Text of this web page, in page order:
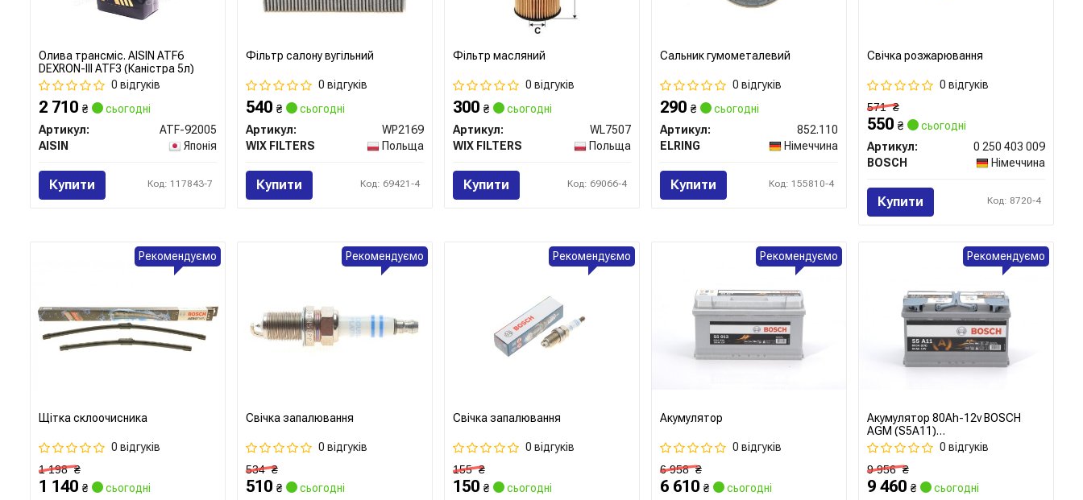
Олива трансміс. AISIN ATF6
DEXRON-III ATF3 (Каністра 5л)
0 відгуків
2 710 ₴
сьогодні
Артикул:
ATF-92005
AISIN
Японія
Купити Код: 117843-7
Фільтр салону вугільний
0 відгуків
540 ₴
сьогодні
Артикул:
WP2169
WIX FILTERS
Польща
Купити Код: 69421-4
Фільтр масляний
0 відгуків
300 ₴
сьогодні
Артикул:
WL7507
WIX FILTERS
Польща
Купити Код: 69066-4
Сальник гумометалевий
0 відгуків
290 ₴
сьогодні
Артикул:
852.110
ELRING
Німеччина
Купити Код: 155810-4
Свічка розжарювання
0 відгуків
571₴
550 ₴
сьогодні
Артикул:
0 250 403 009
BOSCH
Німеччина
Купити Код: 8720-4
Щітка склоочисника
0 відгуків
1 198₴
1 140 ₴
сьогодні
Рекомендуємо
Свічка запалювання
0 відгуків
534₴
510 ₴
сьогодні
Рекомендуємо
Свічка запалювання
0 відгуків
155₴
150 ₴
сьогодні
Рекомендуємо
Акумулятор
0 відгуків
6 958₴
6 610 ₴
сьогодні
Рекомендуємо
Акумулятор 80Ah-12v BOSCH
AGM (S5A11)
(315x175x190),R,EN800
0 відгуків
9 956₴
9 460 ₴
сьогодні
Рекомендуємо